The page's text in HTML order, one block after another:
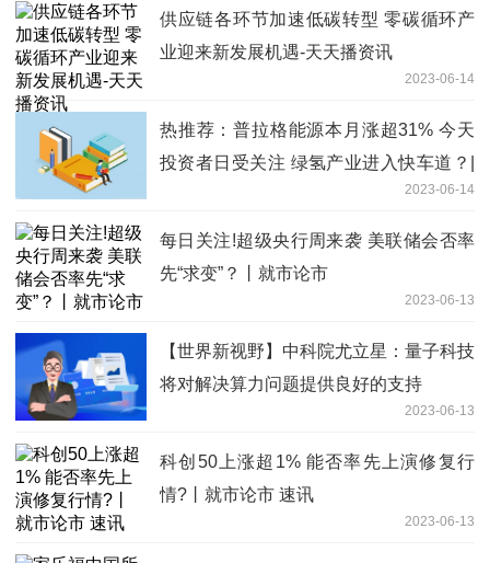
供应链各环节加速低碳转型 零碳循环产
业迎来新发展机遇-天天播资讯
2023-06-14
热推荐：普拉格能源本月涨超31% 今天
投资者日受关注 绿氢产业进入快车道？|
2023-06-14
每日关注!超级央行周来袭 美联储会否率
先“求变”？丨就市论市
2023-06-13
【世界新视野】中科院尤立星：量子科技
将对解决算力问题提供良好的支持
2023-06-13
科创50上涨超1% 能否率先上演修复行
情?丨就市论市 速讯
2023-06-13